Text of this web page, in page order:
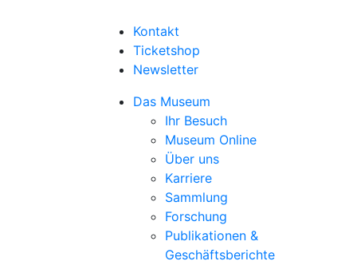
Kontakt
Ticketshop
Newsletter
Das Museum
Ihr Besuch
Museum Online
Über uns
Karriere
Sammlung
Forschung
Publikationen &
Geschäftsberichte